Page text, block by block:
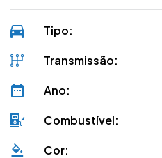
Tipo:
Transmissão:
Ano:
Combustível:
Cor: